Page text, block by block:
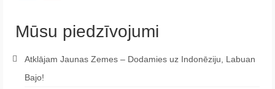
Mūsu piedzīvojumi
Atklājam Jaunas Zemes – Dodamies uz Indonēziju, Labuan
Bajo!